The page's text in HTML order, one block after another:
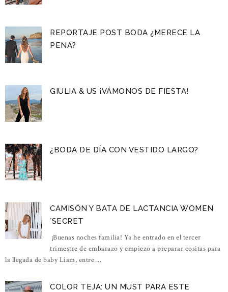
REPORTAJE POST BODA ¿MERECE LA
PENA?
GIULIA & US ¡VÁMONOS DE FIESTA!
¿BODA DE DÍA CON VESTIDO LARGO?
CAMISÓN Y BATA DE LACTANCIA WOMEN
´SECRET
¡Buenas noches familia! Ya he entrado en el tercer
trimestre de embarazo y empiezo a preparar cositas para
la llegada de baby Liam, entre ...
COLOR TEJA: UN MUST PARA ESTE